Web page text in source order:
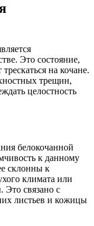
Это состояние,
на кочане.
трещин,
целостность
белокочанной
к данному
склонны к
климата или
Это связано с
листьев и кожицы